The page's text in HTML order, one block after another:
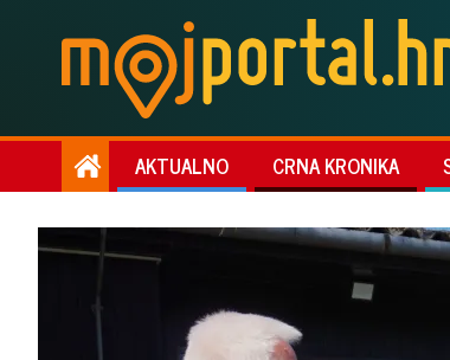
AKTUALNO CRNA KRONIKA